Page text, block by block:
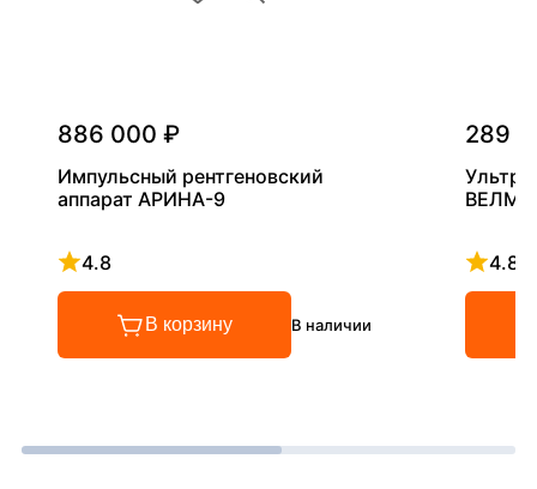
886 000 ₽
Импульсный рентгеновский
аппарат АРИНА-9
4.8
Рейтинг 4.8 из 5
В корзину В наличии
289
4.8